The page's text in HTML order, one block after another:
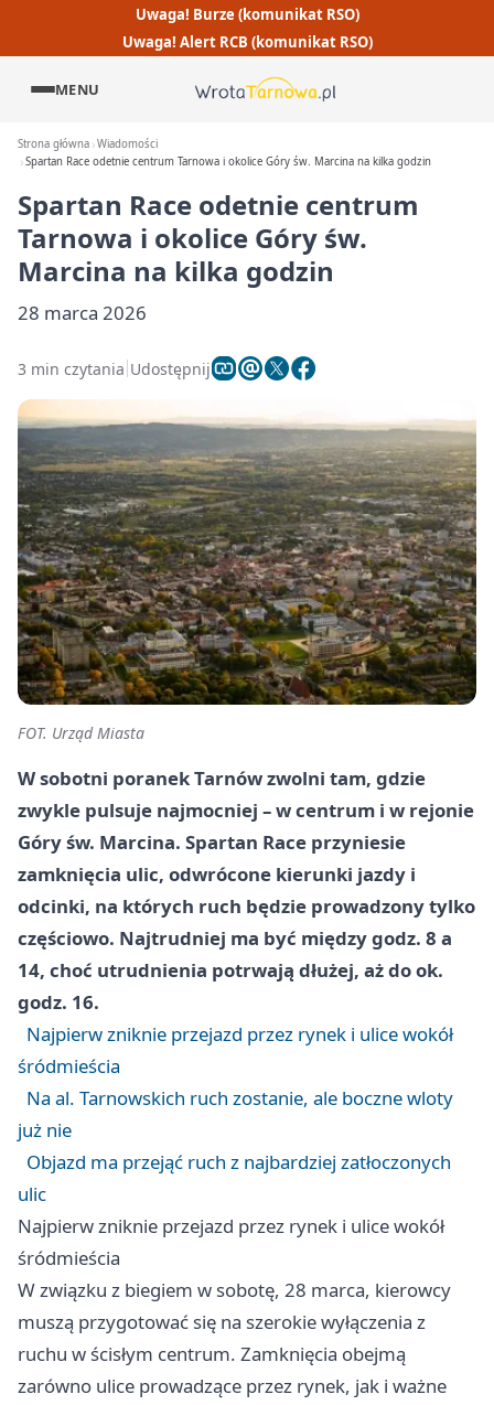
Uwaga! Burze (komunikat RSO)
Uwaga! Alert RCB (komunikat RSO)
MENU
Strona główna Wiadomości
Spartan Race odetnie centrum Tarnowa i okolice Góry św. Marcina na kilka godzin
Spartan Race odetnie centrum
Tarnowa i okolice Góry św.
Marcina na kilka godzin
28 marca 2026
3 min czytania Udostępnij
FOT. Urząd Miasta
W sobotni poranek Tarnów zwolni tam, gdzie
zwykle pulsuje najmocniej – w centrum i w rejonie
Góry św. Marcina. Spartan Race przyniesie
zamknięcia ulic, odwrócone kierunki jazdy i
odcinki, na których ruch będzie prowadzony tylko
częściowo. Najtrudniej ma być między godz. 8 a
14, choć utrudnienia potrwają dłużej, aż do ok.
godz. 16.
Najpierw zniknie przejazd przez rynek i ulice wokół
śródmieścia
Na al. Tarnowskich ruch zostanie, ale boczne wloty
już nie
Objazd ma przejąć ruch z najbardziej zatłoczonych
ulic
Najpierw zniknie przejazd przez rynek i ulice wokół
śródmieścia
W związku z biegiem w sobotę, 28 marca, kierowcy
muszą przygotować się na szerokie wyłączenia z
ruchu w ścisłym centrum. Zamknięcia obejmą
zarówno ulice prowadzące przez rynek, jak i ważne